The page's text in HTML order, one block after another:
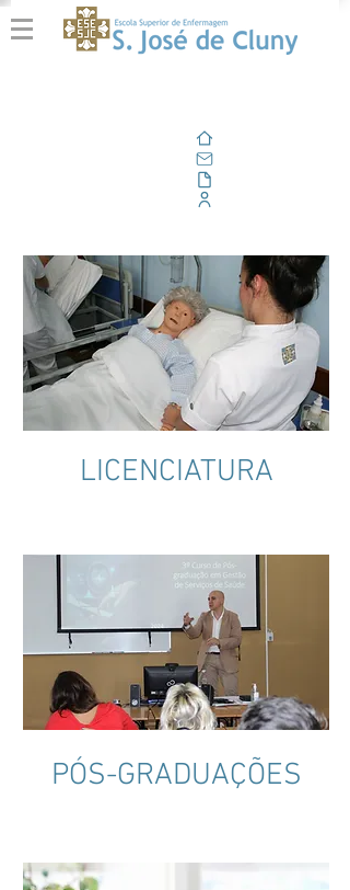
LICENCIATURA
PÓS-GRADUAÇÕES